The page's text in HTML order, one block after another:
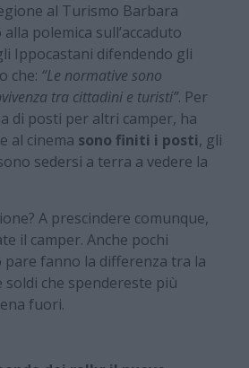
al Turismo Barbara
polemica sull’accaduto
Ippocastani difendendo gli
che: “Le normative sono
tra cittadini e turisti”. Per
di posti per altri camper, ha
al cinema sono finiti i posti, gli
sedersi a terra a vedere la
A prescindere comunque,
il camper. Anche pochi
fanno la differenza tra la
che spendereste più
fuori.